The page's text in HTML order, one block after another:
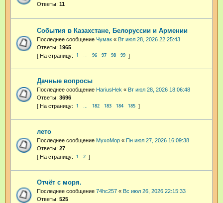
Ответы: 11
События в Казахстане, Белоруссии и Армении
Последнее сообщение Чумак « Вт июл 28, 2026 22:25:43
Ответы: 1965
1 96 97 98 99
Дачные вопросы
Последнее сообщение HariusHek « Вт июл 28, 2026 18:06:48
Ответы: 3696
1 182 183 184 185
лето
Последнее сообщение MyxoMop « Пн июл 27, 2026 16:09:38
Ответы: 27
1 2
Отчёт с моря.
Последнее сообщение 74hc257 « Вс июл 26, 2026 22:15:33
Ответы: 525